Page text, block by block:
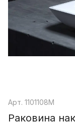
Арт. 1101108M
Раковина